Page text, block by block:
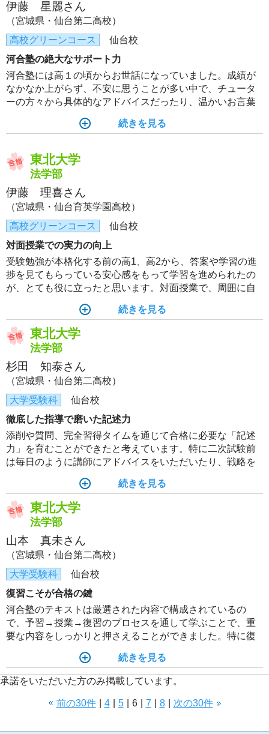
伊藤 星麗さん
（宮城県・仙台第二高校）
高校グリーンコース
仙台校
河合塾の絶大なサポート力
河合塾には高１の頃からお世話になっていました。成績が
なかなか上がらず、不安に思うことが多い中で、チュータ
ーの方々から具体的なアドバイスだったり、温かいお言葉
tudyplusでメッセージを頂いたり、面談していただいたとき
続きを見る
東北大学
法学部
伊藤 理喜さん
（宮城県・仙台育英学園高校）
高校グリーンコース
仙台校
対面授業での実力の向上
受験勉強が本格化する前の高1、高2から、答案や学習の進
捗を見てもらっている安心感をもって学習を進められたの
が、とても役に立ったと思います。対面授業で、周囲に自
ョンアップに繋がったと実感しています。
続きを見る
東北大学
法学部
杉田 知泰さん
（宮城県・仙台第二高校）
大学受験科
仙台校
徹底した指導で磨いた記述力
添削や質問、完全習得タイムを通じて合格に必要な「記述
力」を育むことができたと考えています。特に二次試験前
は毎日のように講師にアドバイスをいただいたり、戦略を
て支えていただいたおかげで、合格をつかめました。
続きを見る
東北大学
法学部
山本 真未さん
（宮城県・仙台第二高校）
大学受験科
仙台校
復習こそが合格の鍵
河合塾のテキストは厳選された内容で構成されているの
で、予習→授業→復習のプロセスを通して学ぶことで、重
要な内容をしっかりと押さえることができました。特に復
とができたと思います。
続きを見る
承諾をいただいた方のみ掲載しています。
前の30件 4 5 6 7 8 次の30件